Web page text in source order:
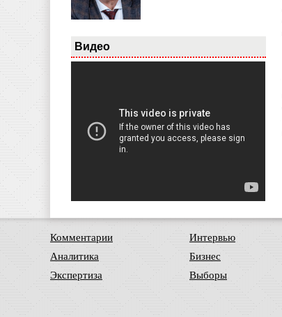
Видео
Комментарии
Аналитика
Экспертиза
Интервью
Бизнес
Выборы